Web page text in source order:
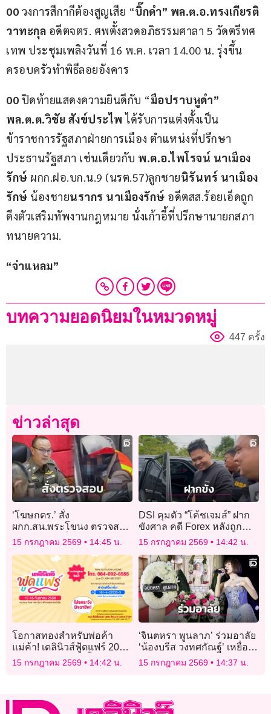
00 วงการสีกากีต้องสูญเสีย “บิ๊กดำ” พล.ต.อ.ทรงเกียรติ
วาทะกุล อดีตจตร. ศพตั้งสวดอภิธรรมศาลา 5 วัดตรีทศ
เทพ ประชุมเพลิงวันที่ 16 พ.ค. เวลา 14.00 น. รุ่งขึ้น
ครอบครัวทำพิธีลอยอังคาร
00 ปิดท้ายแสดงความยินดีกับ “มือปราบหูดำ”
พล.ต.ต.วิชัย สังข์ประไพ ได้รับการแต่งตั้งเป็น
ข้าราชการรัฐสภาฝ่ายการเมือง ตำแหน่งที่ปรึกษา
ประธานรัฐสภา เช่นเดียวกับ พ.ต.อ.ไพโรจน์ นาเมือง
รักษ์ ผกก.ฝอ.บก.น.9 (นรต.57)ลูกชายนิรันทร์ นาเมือง
รักษ์ น้องชายนรากร นาเมืองรักษ์ อดีตสส.ร้อยเอ็ดถูก
ดึงตัวเสริมทัพงานกฎหมาย นั่งเก้าอี้ที่ปรึกษานายกสภา
ทนายความ.
“จ่าแหลม”
บทความยอดนิยมในหมวดหมู่
447 ครั้ง
ข่าวล่าสุด
‘โฆษกตร.’ สั่ง
ผกก.สน.พระโขนง ตรวจสอบ
จราจรถือใบสั่งมุดหัวเข้ารถ
15 กรกฎาคม 2569 14:45 น.
DSI คุมตัว “โค้ชเจมส์” ฝาก
ขังศาล คดี Forex หลังถูก
กล่าวหาชักชวนลงทุน
15 กรกฎาคม 2569 14:42 น.
โอกาสทองสำหรับพ่อค้า
แม่ค้า! เดลินิวส์ฟู้ดแฟร์ 2026
เปิดจองบูธแล้ววันนี้
15 กรกฎาคม 2569 14:42 น.
‘จินตหรา พูนลาภ’ ร่วมอาลัย
‘น้องบรีส วงทศกัณฐ์’ เหยื่อ
ไฟไหม้โรงเบียร์ลาดพร้าว ส่ง
ใจถึงครอบครัวผู้สูญเสีย
15 กรกฎาคม 2569 14:37 น.